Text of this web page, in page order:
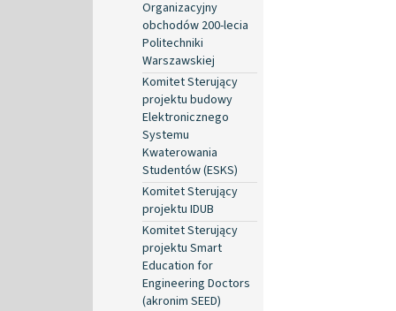
Organizacyjny
obchodów 200-lecia
Politechniki
Warszawskiej
Komitet Sterujący
projektu budowy
Elektronicznego
Systemu
Kwaterowania
Studentów (ESKS)
Komitet Sterujący
projektu IDUB
Komitet Sterujący
projektu Smart
Education for
Engineering Doctors
(akronim SEED)